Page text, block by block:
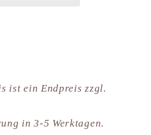
ist ein Endpreis zzgl.
in 3-5 Werktagen.